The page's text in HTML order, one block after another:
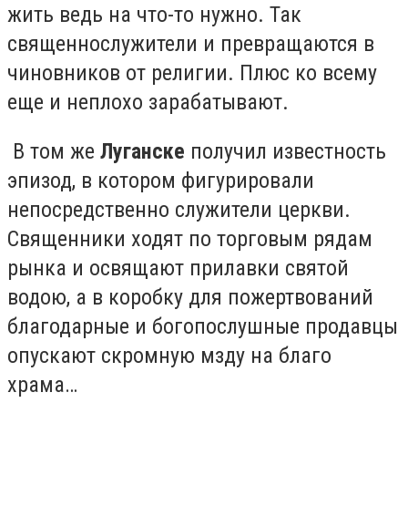
жить ведь на что-то нужно. Так
священнослужители и превращаются в
чиновников от религии. Плюс ко всему
еще и неплохо зарабатывают.
В том же Луганске получил известность
эпизод, в котором фигурировали
непосредственно служители церкви.
Священники ходят по торговым рядам
рынка и освящают прилавки святой
водою, а в коробку для пожертвований
благодарные и богопослушные продавцы
опускают скромную мзду на благо
храма…